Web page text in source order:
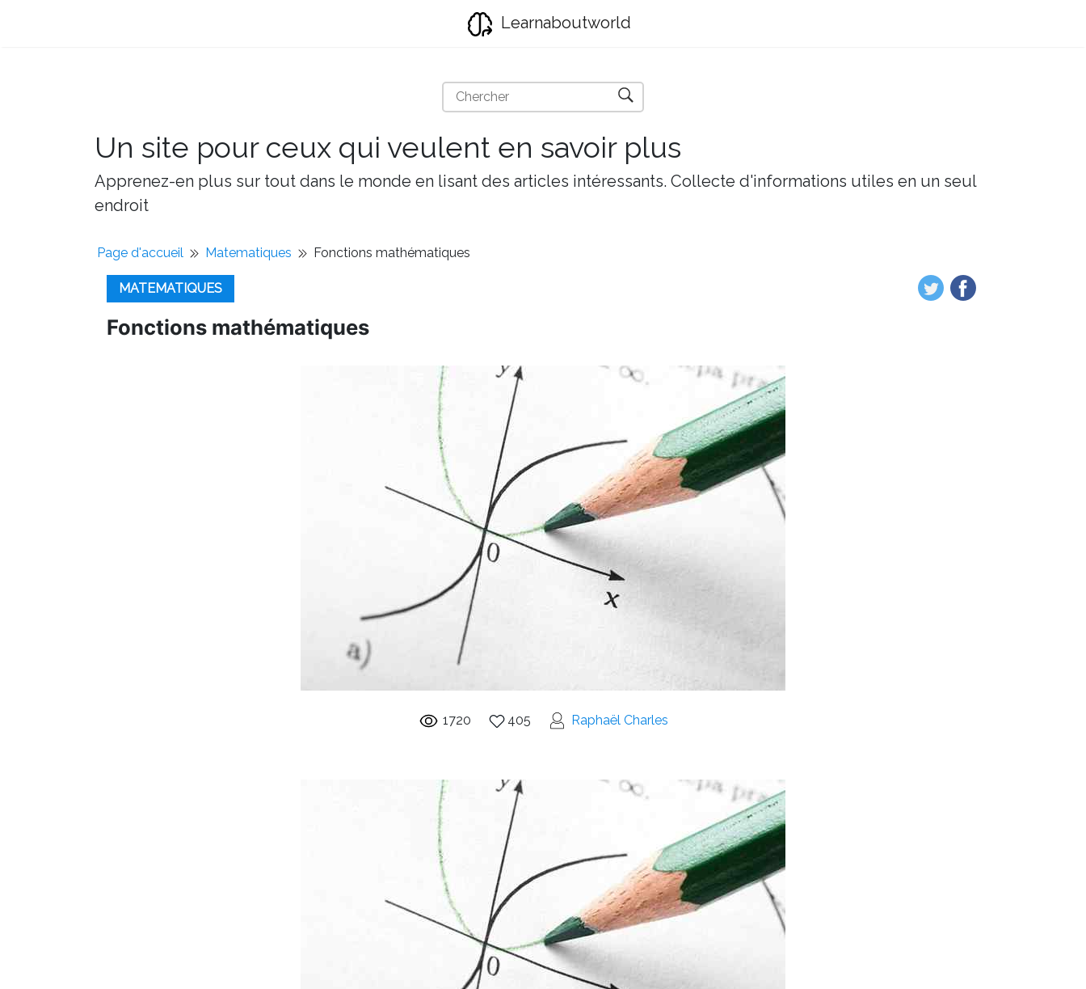
Learnaboutworld
Un site pour ceux qui veulent en savoir plus
Apprenez-en plus sur tout dans le monde en lisant des articles intéressants. Collecte d'informations utiles en un seul
endroit
Page d'accueil Matematiques Fonctions mathématiques
MATEMATIQUES
Fonctions mathématiques
1720 405 Raphaël Charles